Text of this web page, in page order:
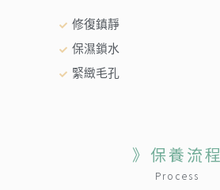
修復鎮靜
保濕鎖水
緊緻毛孔
》保養流程
Process